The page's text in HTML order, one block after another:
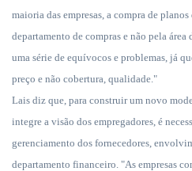
maioria das empresas, a compra de
departamento de compras e não pela área
uma série de equívocos e problemas, já
preço e não cobertura, qualidade."
Lais diz que, para construir um novo
integre a visão dos empregadores, é
gerenciamento dos fornecedores,
departamento financeiro. "As empresas